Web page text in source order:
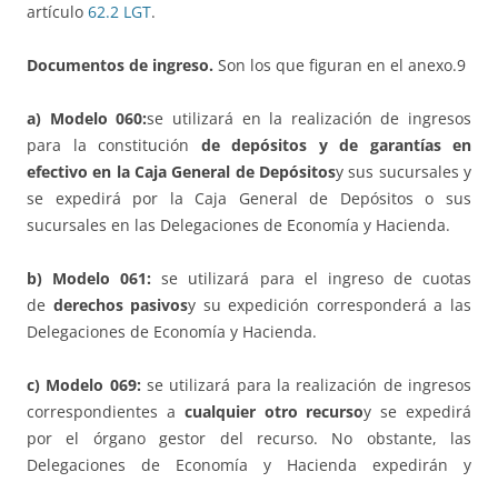
artículo 62.2 LGT.
Documentos de ingreso. Son los que figuran en el anexo.9
a) Modelo 060:se utilizará en la realización de ingresos
para la constitución de depósitos y de garantías en
efectivo en la Caja General de Depósitosy sus sucursales y
se expedirá por la Caja General de Depósitos o sus
sucursales en las Delegaciones de Economía y Hacienda.
b) Modelo 061:se utilizará para el ingreso de cuotas
de derechos pasivosy su expedición corresponderá a las
Delegaciones de Economía y Hacienda.
c) Modelo 069: se utilizará para la realización de ingresos
correspondientes a cualquier otro recursoy se expedirá
por el órgano gestor del recurso. No obstante, las
Delegaciones de Economía y Hacienda expedirán y